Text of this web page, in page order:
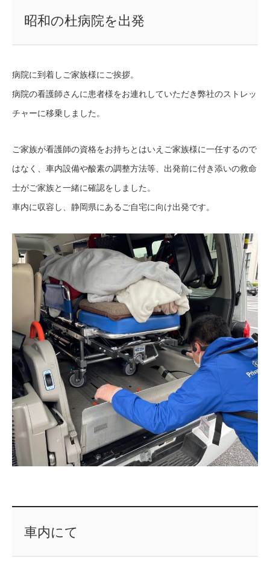
昭和の杜病院を出発
病院に到着しご家族様にご挨拶。
病院の看護師さんに患者様をお連れしていただき弊社のストレッ
チャーに移乗しました。
ご家族が看護師の資格をお持ちとはいえご家族様に一任するので
はなく、車内設備や酸素の調整方法等、出発前に付き添いの救命
士がご家族と一緒に確認をしました。
車内に収容し、静岡県にあるご自宅に向け出発です。
車内にて